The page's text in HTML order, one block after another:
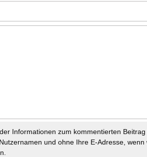
Informationen zum kommentierten
und ohne Ihre E-Adresse, wenn